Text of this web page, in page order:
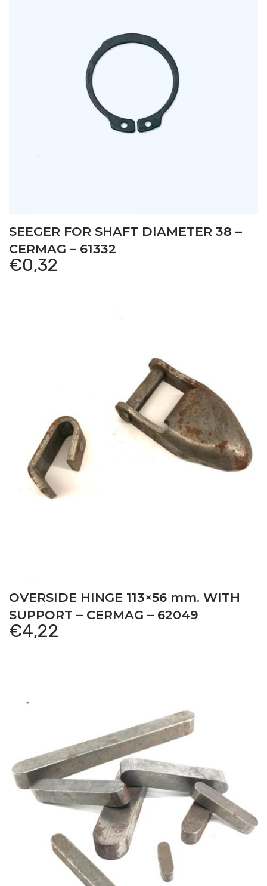
SEEGER FOR SHAFT DIAMETER 38 –
CERMAG – 61332
€0,32
OVERSIDE HINGE 113×56 mm. WITH
SUPPORT – CERMAG – 62049
€4,22